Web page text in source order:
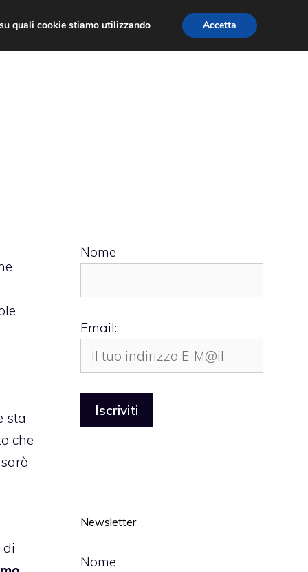
sta
che
di
Nome
Email:
Newsletter
Nome
quali cookie stiamo utilizzando
Accetta